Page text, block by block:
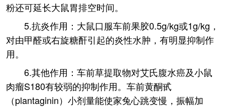
粉还可延长大鼠胃排空时间。
5.抗炎作用：大鼠口服车前果胶0.5g/kg或1g/kg，
对由甲醛或右旋糖酐引起的炎性水肿，有明显抑制作
用。
6.其他作用：车前草提取物对艾氏腹水癌及小鼠
肉瘤S180有较弱的抑制作用。车前黄酮甙
（plantaginin）小剂量能使家兔心跳变慢，振幅加